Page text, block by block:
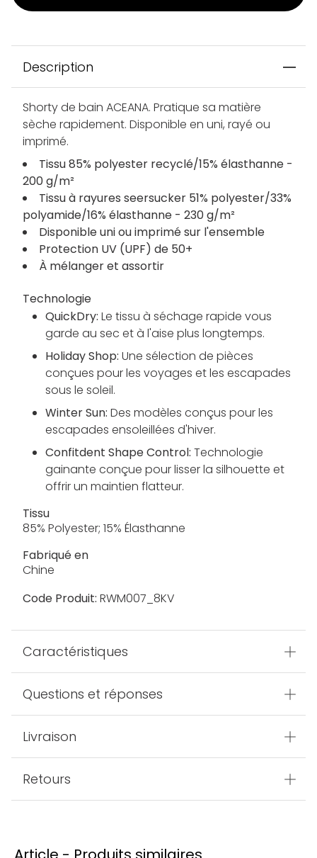
Description
Shorty de bain ACEANA. Pratique sa matière
sèche rapidement. Disponible en uni, rayé ou
imprimé.
Tissu 85% polyester recyclé/15% élasthanne -
200 g/m²
Tissu à rayures seersucker 51% polyester/33%
polyamide/16% élasthanne - 230 g/m²
Disponible uni ou imprimé sur l'ensemble
Protection UV (UPF) de 50+
À mélanger et assortir
Technologie
QuickDry: Le tissu à séchage rapide vous
garde au sec et à l'aise plus longtemps.
Holiday Shop: Une sélection de pièces
conçues pour les voyages et les escapades
sous le soleil.
Winter Sun: Des modèles conçus pour les
escapades ensoleillées d'hiver.
Confitdent Shape Control: Technologie
gainante conçue pour lisser la silhouette et
offrir un maintien flatteur.
Tissu
85% Polyester; 15% Élasthanne
Fabriqué en
Chine
Code Produit: RWM007_8KV
Caractéristiques
Questions et réponses
Livraison
Retours